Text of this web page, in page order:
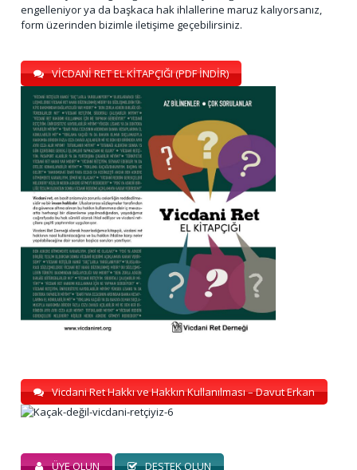
engelleniyor ya da başkaca hak ihlallerine maruz kalıyorsanız,
form üzerinden bizimle iletişime geçebilirsiniz.
VİCDANİ RET EL KİTAPÇIĞI (PDF İNDİR)
Vicdani Ret Hakkı ve Hakkın Kullanılması – Davut Erkan
ÜYE OLUN DESTEK OLUN